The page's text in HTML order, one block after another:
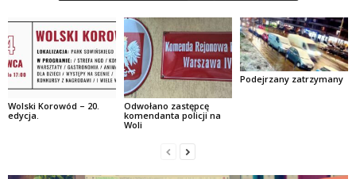
Wolski Korowód – 20.
edycja.
Odwołano zastępcę
komendanta policji na
Woli
Podejrzany zatrzymany